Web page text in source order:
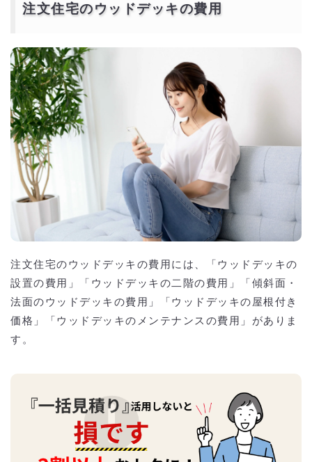
注文住宅のウッドデッキの費用
注文住宅のウッドデッキの費用には、「ウッドデッキの
設置の費用」「ウッドデッキの二階の費用」「傾斜面・
法面のウッドデッキの費用」「ウッドデッキの屋根付き
価格」「ウッドデッキのメンテナンスの費用」がありま
す。